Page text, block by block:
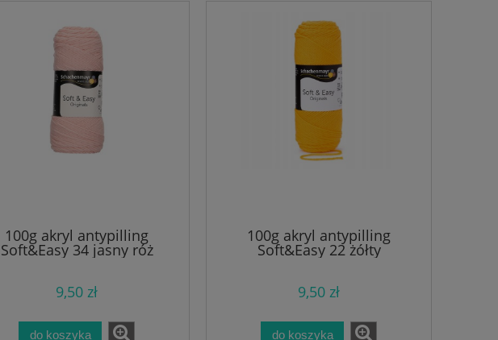
100g akryl antypilling
Soft&Easy 34 jasny róż
9,50 zł
do koszyka
100g akryl antypilling
Soft&Easy 22 żółty
9,50 zł
do koszyka